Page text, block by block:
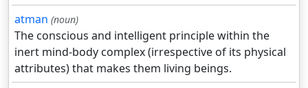
atman (noun)
The conscious and intelligent principle within the
inert mind-body complex (irrespective of its physical
attributes) that makes them living beings.